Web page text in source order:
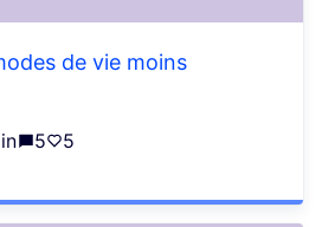
de vie moins
5 5